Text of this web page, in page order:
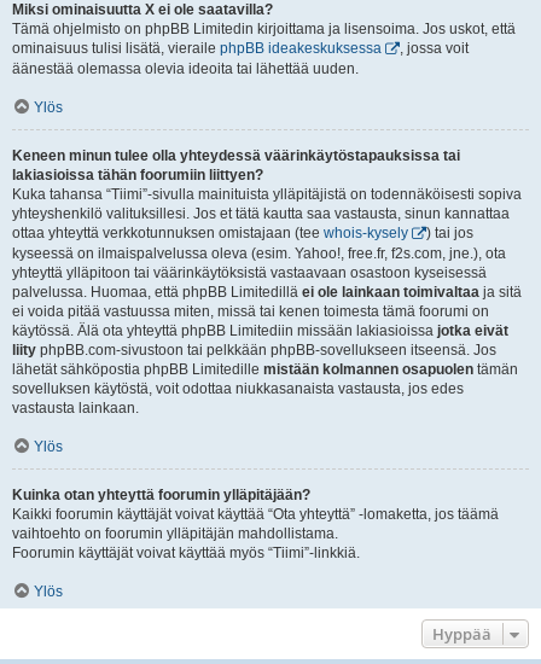
Miksi ominaisuutta X ei ole saatavilla?
Tämä ohjelmisto on phpBB Limitedin kirjoittama ja lisensoima. Jos uskot, että
ominaisuus tulisi lisätä, vieraile phpBB ideakeskuksessa
, jossa voit
äänestää olemassa olevia ideoita tai lähettää uuden.
Ylös
Keneen minun tulee olla yhteydessä väärinkäytöstapauksissa tai
lakiasioissa tähän foorumiin liittyen?
Kuka tahansa “Tiimi”-sivulla mainituista ylläpitäjistä on todennäköisesti sopiva
yhteyshenkilö valituksillesi. Jos et tätä kautta saa vastausta, sinun kannattaa
ottaa yhteyttä verkkotunnuksen omistajaan (tee whois-kysely
) tai jos
kyseessä on ilmaispalvelussa oleva (esim. Yahoo!, free.fr, f2s.com, jne.), ota
yhteyttä ylläpitoon tai väärinkäytöksistä vastaavaan osastoon kyseisessä
palvelussa. Huomaa, että phpBB Limitedillä ei ole lainkaan toimivaltaa ja sitä
ei voida pitää vastuussa miten, missä tai kenen toimesta tämä foorumi on
käytössä. Älä ota yhteyttä phpBB Limitediin missään lakiasioissa jotka eivät
liity phpBB.com-sivustoon tai pelkkään phpBB-sovellukseen itseensä. Jos
lähetät sähköpostia phpBB Limitedille mistään kolmannen osapuolen tämän
sovelluksen käytöstä, voit odottaa niukkasanaista vastausta, jos edes
vastausta lainkaan.
Ylös
Kuinka otan yhteyttä foorumin ylläpitäjään?
Kaikki foorumin käyttäjät voivat käyttää “Ota yhteyttä” -lomaketta, jos täämä
vaihtoehto on foorumin ylläpitäjän mahdollistama.
Foorumin käyttäjät voivat käyttää myös “Tiimi”-linkkiä.
Ylös
Hyppää